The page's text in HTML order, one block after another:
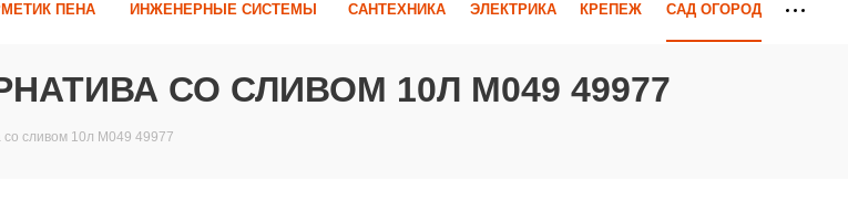
ПЕНА ИНЖЕНЕРНЫЕ СИСТЕМЫ САНТЕХНИКА ЭЛЕКТРИКА КРЕПЕЖ САД ОГОРОД
СО СЛИВОМ 10Л М049 49977
со сливом 10л М049 49977